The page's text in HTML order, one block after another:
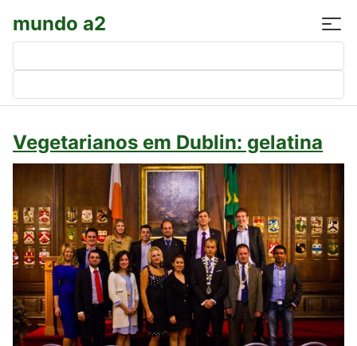
mundo a2
por:
Vegetarianos em Dublin: gelatina